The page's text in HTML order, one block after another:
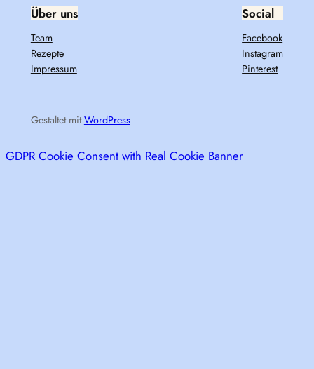
Über uns
Team
Rezepte
Impressum
Social
Facebook
Instagram
Pinterest
Gestaltet mitWordPress
GDPR Cookie Consent with Real Cookie Banner